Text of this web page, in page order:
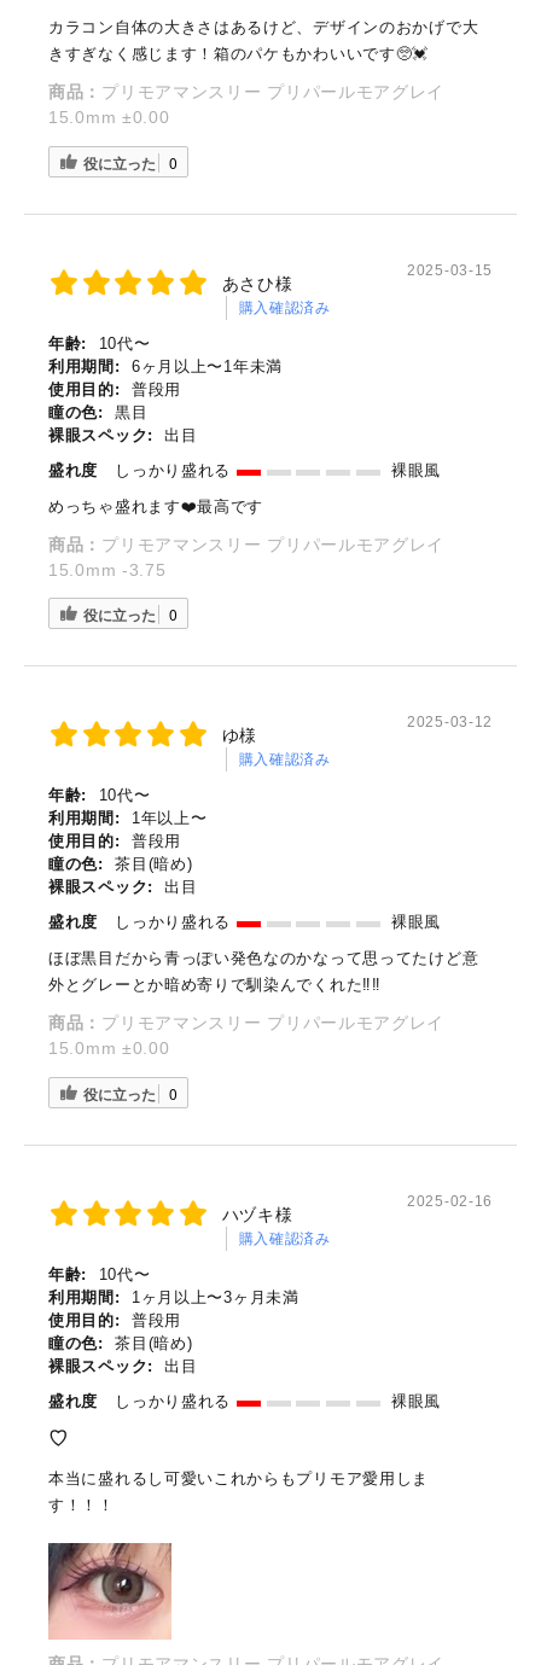
カラコン自体の大きさはあるけど、デザインのおかげで大
きすぎなく感じます！箱のパケもかわいいです🥺💓
商品： プリモアマンスリー プリパールモアグレイ
15.0mm ±0.00
役に立った 0
あさひ様
購入確認済み
2025-03-15
年齢:
10代〜
利用期間:
6ヶ月以上〜1年未満
使用目的:
普段用
瞳の色:
黒目
裸眼スペック:
出目
盛れ度
しっかり盛れる
裸眼風
めっちゃ盛れます❤️最高です
商品： プリモアマンスリー プリパールモアグレイ
15.0mm -3.75
役に立った 0
ゆ様
購入確認済み
2025-03-12
年齢:
10代〜
利用期間:
1年以上〜
使用目的:
普段用
瞳の色:
茶目(暗め)
裸眼スペック:
出目
盛れ度
しっかり盛れる
裸眼風
ほぼ黒目だから青っぽい発色なのかなって思ってたけど意
外とグレーとか暗め寄りで馴染んでくれた‼️‼️
商品： プリモアマンスリー プリパールモアグレイ
15.0mm ±0.00
役に立った 0
ハヅキ様
購入確認済み
2025-02-16
年齢:
10代〜
利用期間:
1ヶ月以上〜3ヶ月未満
使用目的:
普段用
瞳の色:
茶目(暗め)
裸眼スペック:
出目
盛れ度
しっかり盛れる 裸眼風
♡
本当に盛れるし可愛いこれからもプリモア愛用しま
す！！！